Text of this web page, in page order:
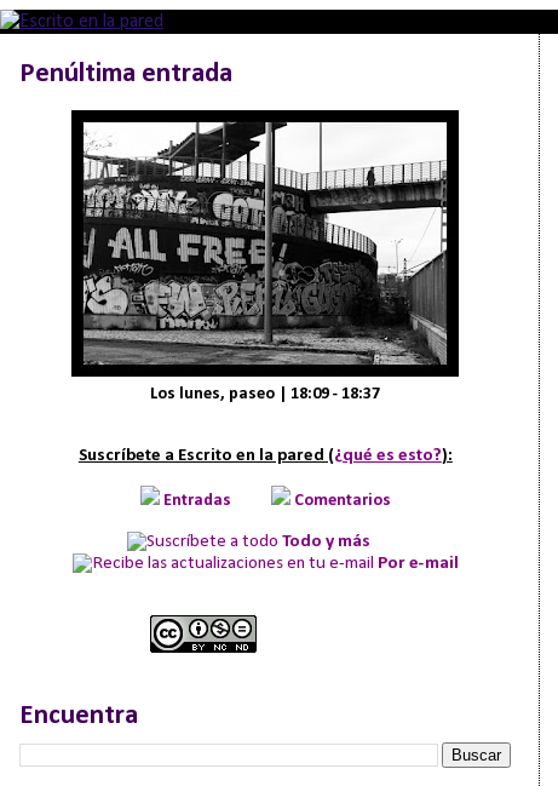
Penúltima entrada
Los lunes, paseo | 18:09 - 18:37
Suscríbete a Escrito en la pared (¿qué es esto?):
Entradas Comentarios
Todo y más
Por e-mail
Encuentra